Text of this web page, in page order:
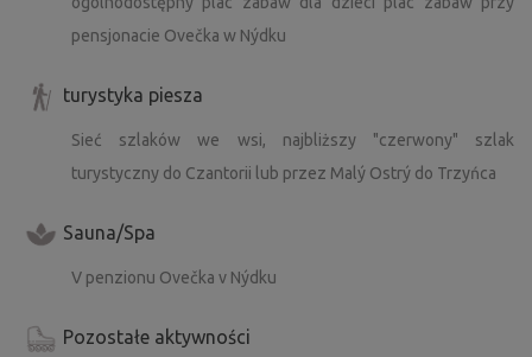
pensjonacie Ovečka w Nýdku
turystyka piesza
Sieć szlaków we wsi, najbliższy "czerwony" szlak
turystyczny do Czantorii lub przez Malý Ostrý do Trzyńca
Sauna/Spa
V penzionu Ovečka v Nýdku
Pozostałe aktywności